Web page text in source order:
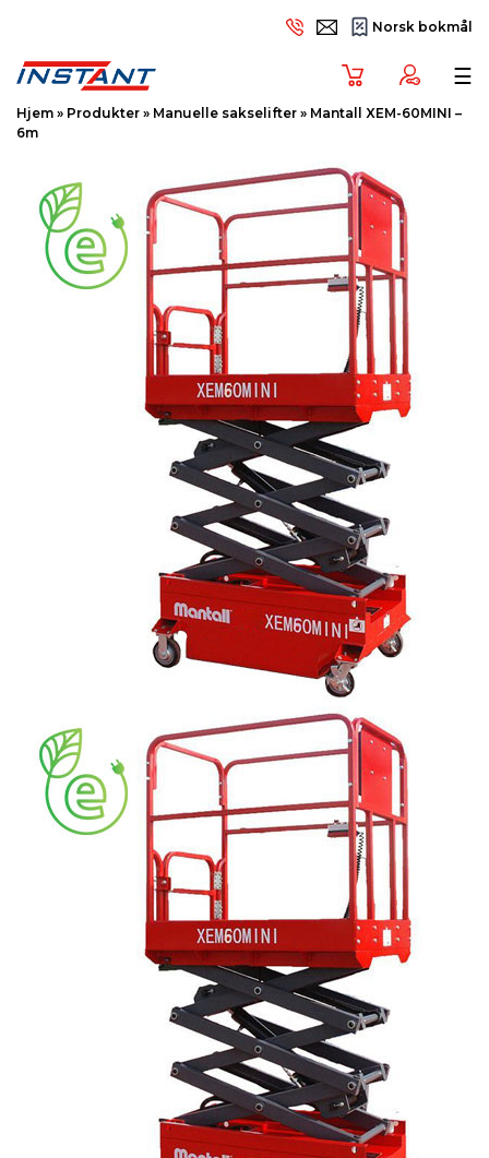
Norsk bokmål
☰
Hjem » Produkter » Manuelle sakselifter » Mantall XEM-60MINI –
6m